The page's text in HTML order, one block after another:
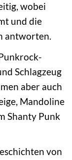
wobei
und die
antworten.
Schlagzeug
aber auch
Mandoline
Shanty Punk
von